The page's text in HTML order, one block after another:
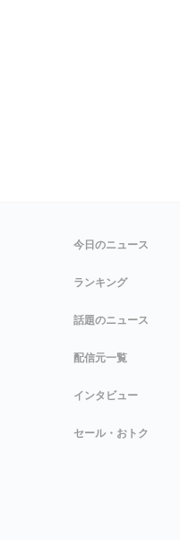
今日のニュース
ランキング
話題のニュース
配信元一覧
インタビュー
セール・おトク